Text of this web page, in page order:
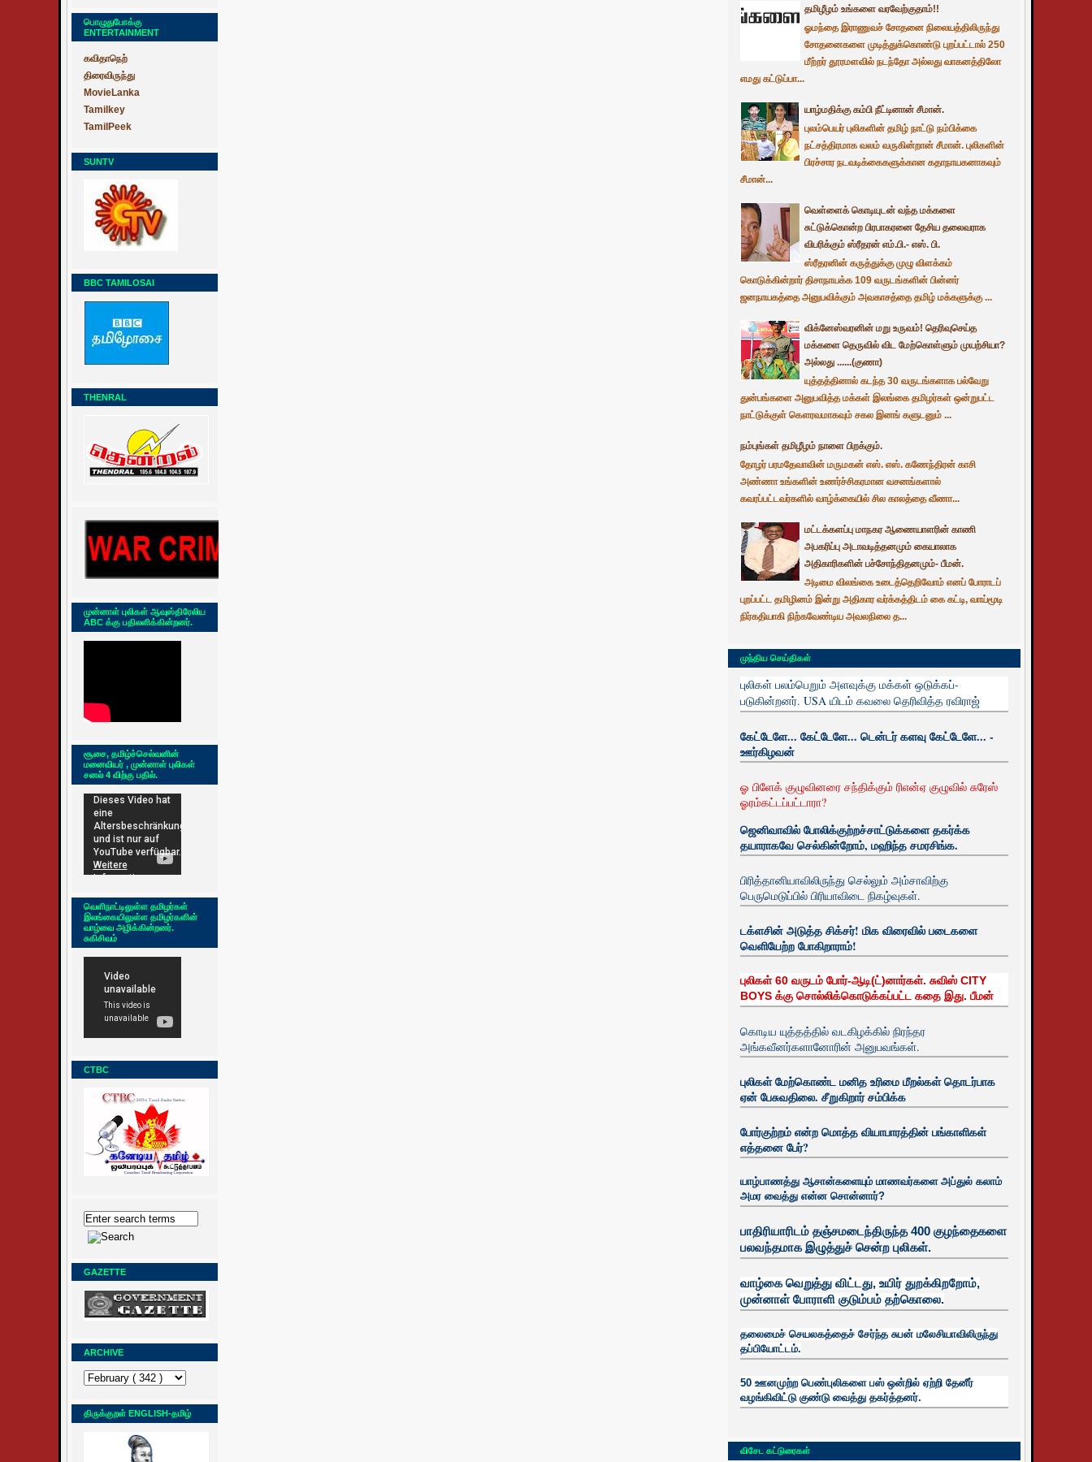
பொழுதுபோக்கு
ENTERTAINMENT
கவிதாநெற்
திரைவிருந்து
MovieLanka
Tamilkey
TamilPeek
SUNTV
BBC TAMILOSAI
THENRAL
முன்னாள் புலிகள் ஆவுஸ்திரேலிய
ABC க்கு பதிலளிக்கின்றனர்.
சூசை, தமிழ்ச்செல்வனின்
மனைவியர் , முன்னாள் புலிகள்
சனல் 4 விற்கு பதில்.
வெளிநாட்டிலுள்ள தமிழர்கள்
இலங்கையிலுள்ள தமிழர்களின்
வாழ்வை அழிக்கின்றனர்.
சுகிசிவம்
CTBC
GAZETTE
ARCHIVE
திருக்குறள் ENGLISH-தமிழ்
தமிழீழம் உங்களை வரவேற்குதாம்!!
ஓமந்தை இராணுவச் சோதனை நிலையத்திலிருந்து
சோதனைகளை முடித்துக்கொண்டு புறப்பட்டால் 250
மீற்றர் தூரமளவில் நடந்தோ அல்லது வாகனத்திலோ
எமது கட்டுப்பா...
யாழ்மதிக்கு கம்பி நீட்டினான் சீமான்.
புலம்பெயர் புலிகளின் தமிழ் நாட்டு நம்பிக்கை
நட்சத்திரமாக வலம் வருகின்றான் சீமான். புலிகளின்
பிரச்சார நடவடிக்கைகளுக்கான கதாநாயகனாகவும்
சீமான்...
வெள்ளைக் கொடியுடன் வந்த மக்களை
சுட்டுக்கொன்ற பிரபாகரனை தேசிய தலைவராக
விபரிக்கும் ஸ்ரீதரன் எம்.பி.- எஸ். பி.
ஸ்ரீதரனின் கருத்துக்கு முழு விளக்கம்
கொடுக்கின்றார் திசாநாயக்க 109 வருடங்களின் பின்னர்
ஜனநாயகத்தை அனுபவிக்கும் அவகாசத்தை தமிழ் மக்களுக்கு ...
விக்னேஸ்வரனின் மறு உருவம்! தெரிவுசெய்த
மக்களை தெருவில் விட மேற்கொள்ளும் முயற்சியா?
அல்லது ......(குணா)
யுத்தத்தினால் கடந்த 30 வருடங்களாக பல்வேறு
துன்பங்களை அனுபவித்த மக்கள் இலங்கை தமிழர்கள் ஒன்றுபட்ட
நாட்டுக்குள் கௌரவமாகவும் சகல இனங் களுடனும் ...
நம்புங்கள் தமிழீழம் நாளை பிறக்கும்.
தோழர் பரமதேவாவின் மருமகன் எஸ். எஸ். கணேந்திரன் காசி
அண்ணா உங்களின் உணர்ச்சிகரமான வசனங்களால்
கவரப்பட்டவர்களில் வாழ்க்கையில் சில காலத்தை வீணா...
மட்டக்களப்பு மாநகர ஆணையாளரின் காணி
அபகரிப்பு அடாவடித்தனமும் கையாலாக
அதிகாரிகளின் பச்சோந்திதனமும்- பீமன்.
அடிமை விலங்கை உடைத்தெறிவோம் எனப் போராடப்
புறப்பட்ட தமிழினம் இன்று அதிகார வர்க்கத்திடம் கை கட்டி, வாய்மூடி
நிர்கதியாகி நிற்கவேண்டிய அவலநிலை த...
முந்திய செய்திகள்
புலிகள் பலம்பெறும் அளவுக்கு மக்கள் ஒடுக்கப்-
படுகின்றனர். USA யிடம் கவலை தெரிவித்த ரவிராஜ்
கேட்டேளே... கேட்டேளே... டென்டர் களவு கேட்டேளே... -
ஊர்கிழவன்
ஓ பிளேக் குழுவினரை சந்திக்கும் ரிஎன்ஏ குழுவில் சுரேஸ்
ஓரம்கட்டப்பட்டாரா?
ஜெனிவாவில் போலிக்குற்றச்சாட்டுக்களை தகர்க்க
தயாராகவே செல்கின்றோம், மஹிந்த சமரசிங்க.
பிரித்தானியாவிலிருந்து செல்லும் அம்சாவிற்கு
பெருமெடுப்பில் பிரியாவிடை நிகழ்வுகள்.
டக்ளசின் அடுத்த சிக்சர்! மிக விரைவில் படைகளை
வெளியேற்ற போகிறாராம்!
புலிகள் 60 வருடம் போர்-ஆடி(ட்)னார்கள். சுவிஸ் CITY
BOYS க்கு சொல்லிக்கொடுக்கப்பட்ட கதை இது. பீமன்
கொடிய யுத்தத்தில் வடகிழக்கில் நிரந்தர
அங்கவீனர்களானோரின் அனுபவங்கள்.
புலிகள் மேற்கொண்ட மனித உரிமை மீறல்கள் தொடர்பாக
ஏன் பேசுவதிலை. சீறுகிறார் சம்பிக்க
போர்குற்றம் என்ற மொத்த வியாபாரத்தின் பங்காளிகள்
எத்தனை பேர்?
யாழ்பாணத்து ஆசான்களையும் மாணவர்களை அப்துல் கலாம்
அமர வைத்து என்ன சொன்னார்?
பாதிரியாரிடம் தஞ்சமடைந்திருந்த 400 குழந்தைகளை
பலவந்தமாக இழுத்துச் சென்ற புலிகள்.
வாழ்கை வெறுத்து விட்டது, உயிர் துறக்கிறறோம்,
முன்னாள் போராளி குடும்பம் தற்கொலை.
தலைமைச் செயலகத்தைச் சேர்ந்த சுபன் மலேசியாவிலிருந்து
தப்பியோட்டம்.
50 ஊனமுற்ற பெண்புலிகளை பஸ் ஒன்றில் ஏற்றி தேனீர்
வழங்கிவிட்டு குண்டு வைத்து தகர்த்தனர்.
விசேட கட்டுரைகள்